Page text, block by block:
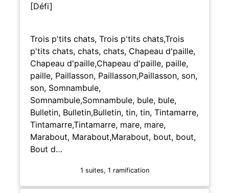
[Défi]
Trois p'tits chats, Trois p'tits chats,Trois
p'tits chats, chats, chats, Chapeau d'paille,
Chapeau d'paille,Chapeau d'paille, paille,
paille, Paillasson, Paillasson,Paillasson, son,
son, Somnambule,
Somnambule,Somnambule, bule, bule,
Bulletin, Bulletin,Bulletin, tin, tin, Tintamarre,
Tintamarre,Tintamarre, mare, mare,
Marabout, Marabout,Marabout, bout, bout,
Bout d…
1 suites, 1 ramification